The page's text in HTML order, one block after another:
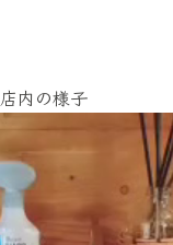
店内の様子